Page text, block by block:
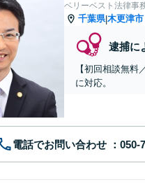
ベリーベスト法律事
千葉県|木更津市
逮捕に
【初回相談無
に対応。
電話でお問い合わせ